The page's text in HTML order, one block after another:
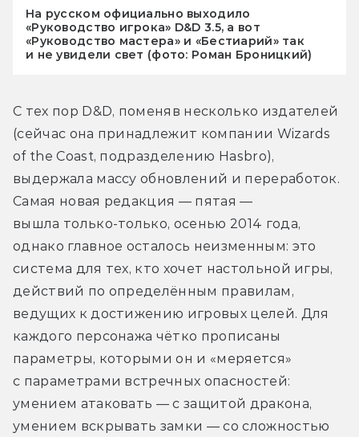
На русском официально выходило
«Руководство игрока» D&D 3.5, а вот
«Руководство мастера» и «Бестиарий» так
и не увидели свет (фото: Роман Броницкий)
С тех пор D&D, поменяв несколько издателей
(сейчас она принадлежит компании Wizards
of the Coast, подразделению Hasbro),
выдержала массу обновлений и переработок.
Самая новая редакция — пятая —
вышла только-только, осенью 2014 года,
однако главное осталось неизменным: это
система для тех, кто хочет настольной игры,
действий по определённым правилам,
ведущих к достижению игровых целей. Для
каждого персонажа чётко прописаны
параметры, которыми он и «меряется»
с параметрами встречных опасностей:
умением атаковать — с защитой дракона,
умением вскрывать замки — со сложностью